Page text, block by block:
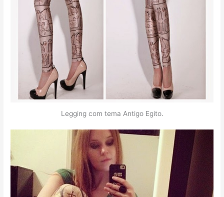
Legging com tema Antigo Egito.